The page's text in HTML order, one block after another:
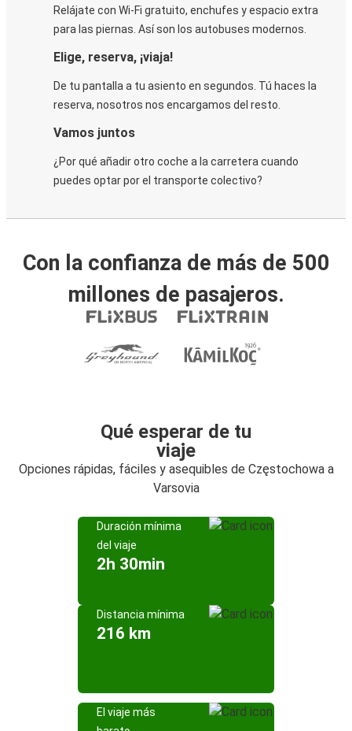
Relájate con Wi-Fi gratuito, enchufes y espacio extra
para las piernas. Así son los autobuses modernos.
Elige, reserva, ¡viaja!
De tu pantalla a tu asiento en segundos. Tú haces la
reserva, nosotros nos encargamos del resto.
Vamos juntos
¿Por qué añadir otro coche a la carretera cuando
puedes optar por el transporte colectivo?
Con la confianza de más de 500
millones de pasajeros.
Qué esperar de tu
viaje
Opciones rápidas, fáciles y asequibles de Częstochowa a
Varsovia
Duración mínima
del viaje
2h 30min
Distancia mínima
216 km
El viaje más